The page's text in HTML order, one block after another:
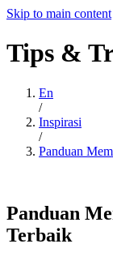
Skip to main content
Tips &
En
/
Inspirasi
/
Panduan
Panduan
Terbaik